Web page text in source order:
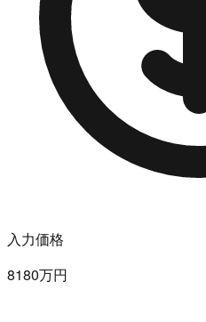
入力価格
8180万円